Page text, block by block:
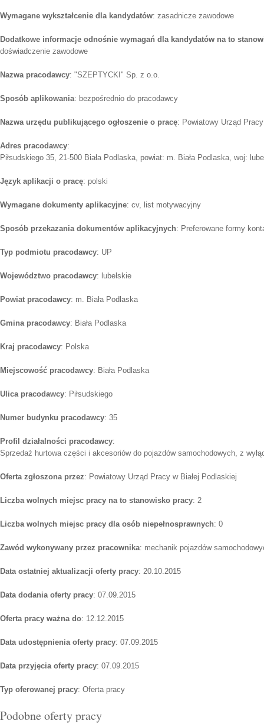
Wymagane wykształcenie dla kandydatów: zasadnicze zawodowe
Dodatkowe informacje odnośnie wymagań dla kandydatów na to
doświadczenie zawodowe
Nazwa pracodawcy: "SZEPTYCKI" Sp. z o.o.
Sposób aplikowania: bezpośrednio do pracodawcy
Nazwa urzędu publikującego ogłoszenie o pracę: Powiatowy Urząd
Adres pracodawcy:
Piłsudskiego 35, 21-500 Biała Podlaska, powiat: m. Biała Podlaska, woj:
Język aplikacji o pracę: polski
Wymagane dokumenty aplikacyjne: cv, list motywacyjny
Sposób przekazania dokumentów aplikacyjnych: Preferowane formy
Typ podmiotu pracodawcy: UP
Województwo pracodawcy: lubelskie
Powiat pracodawcy: m. Biała Podlaska
Gmina pracodawcy: Biała Podlaska
Kraj pracodawcy: Polska
Miejscowość pracodawcy: Biała Podlaska
Ulica pracodawcy: Piłsudskiego
Numer budynku pracodawcy: 35
Profil działalności pracodawcy:
Sprzedaż hurtowa części i akcesoriów do pojazdów samochodowych, z
Oferta zgłoszona przez: Powiatowy Urząd Pracy w Białej Podlaskiej
Liczba wolnych miejsc pracy na to stanowisko pracy: 2
Liczba wolnych miejsc pracy dla osób niepełnosprawnych: 0
Zawód wykonywany przez pracownika: mechanik pojazdów
Data ostatniej aktualizacji oferty pracy: 20.10.2015
Data dodania oferty pracy: 07.09.2015
Oferta pracy ważna do: 12.12.2015
Data udostępnienia oferty pracy: 07.09.2015
Data przyjęcia oferty pracy: 07.09.2015
Typ oferowanej pracy: Oferta pracy
Podobne oferty pracy